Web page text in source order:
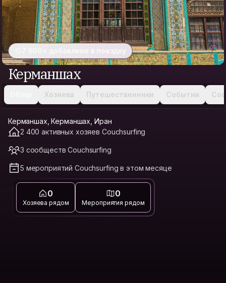
7 500+ добавлено в поездку
Керманшах
Хозяева Путешественники События
Керманшах, Керманшах, Иран
2 400 активных хозяев Couchsurfing
3 сообществ Couchsurfing
5 мероприятий Couchsurfing в этом месяце
0
Хозяева рядом
0
Мероприятия рядом